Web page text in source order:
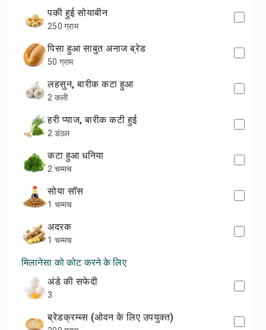
पकी हुई सोयाबीन
250 ग्राम
पिसा हुआ साबुत अनाज ब्रेड
50 ग्राम
लहसुन, बारीक कटा हुआ
2 कली
हरी प्याज, बारीक कटी हुई
2 डंठल
कटा हुआ धनिया
2 चम्मच
सोया सॉस
1 चम्मच
अदरक
1 चम्मच
मिलानेसा को कोट करने के लिए
अंडे की सफेदी
3
ब्रेडक्रम्ब्स (ओवन के लिए उपयुक्त)